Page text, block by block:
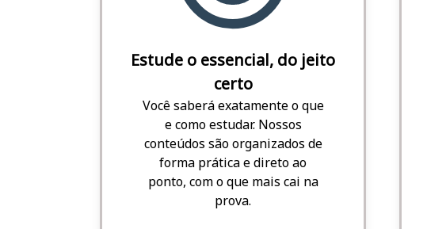
Estude o essencial, do jeito
certo
Você saberá exatamente o que
e como estudar. Nossos
conteúdos são organizados de
forma prática e direto ao
ponto, com o que mais cai na
prova.